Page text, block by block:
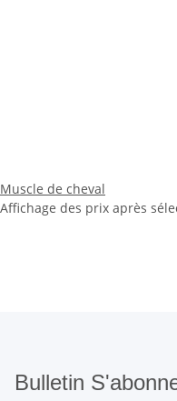
Muscle de cheval
Affichage des prix après
Bulletin